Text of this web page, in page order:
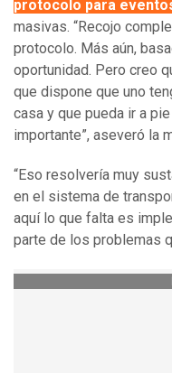
protocolo para
masivas. “Recojo
protocolo. Más aún,
oportunidad. Pero creo
que dispone que uno
casa y que pueda ir a
importante”, aseveró la
“Eso resolvería muy
en el sistema de
aquí lo que falta es
parte de los problemas